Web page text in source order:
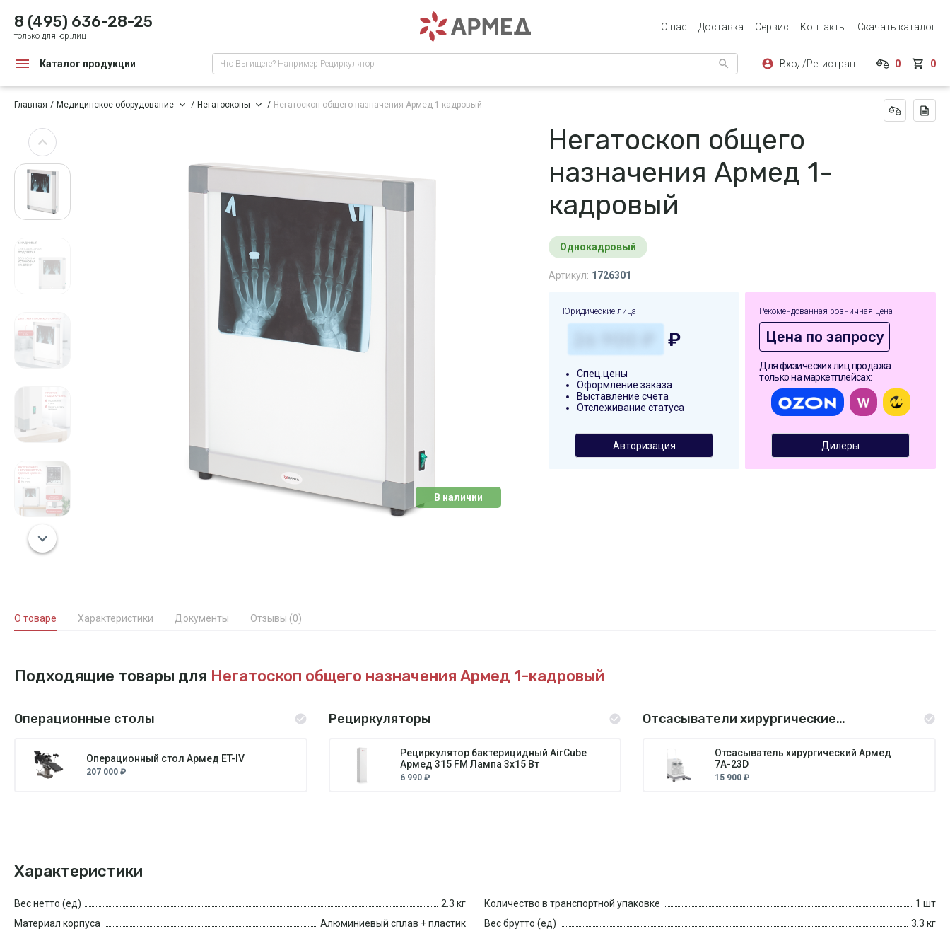
8 (495) 636-28-25
только для юр.лиц
О нас Доставка Сервис Контакты Скачать каталог
Каталог продукции Что Вы ищете? Например Рециркулятор 0 0
Главная Медицинское оборудование Негатоскопы Негатоскоп общего назначения Армед 1-кадровый
В наличии
Негатоскоп общего
назначения Армед 1-
кадровый
Однокадровый
Артикул: 1726301
Юридические лица
₽
Спец.цены
Оформление заказа
Выставление счета
Отслеживание статуса
Авторизация
Рекомендованная розничная цена
Цена по запросу
Для физических лиц продажа
только на маркетплейсах:
Дилеры
О товаре Характеристики Документы Отзывы (0)
Подходящие товары для Негатоскоп общего назначения Армед 1-кадровый
Операционные столы
Операционный стол Армед ET-IV
207 000 ₽
Рециркуляторы
Рециркулятор бактерицидный AirCube
Армед 315 FM Лампа 3х15 Вт
6 990 ₽
Отсасыватели хирургические
Отсасыватель хирургический Армед
7А-23D
15 900 ₽
Характеристики
Вес нетто (ед)
2.3 кг
Материал корпуса
Алюминиевый сплав + пластик
Количество в транспортной упаковке
1 шт
Вес брутто (ед)
3.3 кг